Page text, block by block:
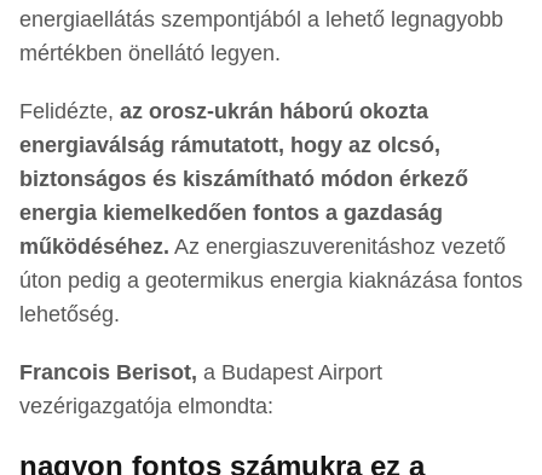
energiaellátás szempontjából a lehető legnagyobb
mértékben önellátó legyen.
Felidézte, az orosz-ukrán háború okozta
energiaválság rámutatott, hogy az olcsó,
biztonságos és kiszámítható módon érkező
energia kiemelkedően fontos a gazdaság
működéséhez. Az energiaszuverenitáshoz vezető
úton pedig a geotermikus energia kiaknázása fontos
lehetőség.
Francois Berisot, a Budapest Airport
vezérigazgatója elmondta:
nagyon fontos számukra ez a